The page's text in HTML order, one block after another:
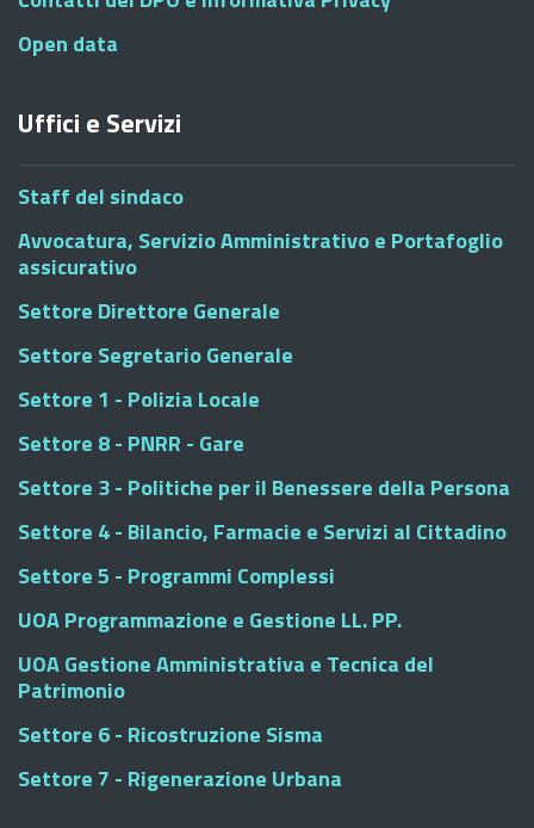
Open data
Uffici e Servizi
Staff del sindaco
Avvocatura, Servizio Amministrativo e Portafoglio
assicurativo
Settore Direttore Generale
Settore Segretario Generale
Settore 1 - Polizia Locale
Settore 8 - PNRR - Gare
Settore 3 - Politiche per il Benessere della Persona
Settore 4 - Bilancio, Farmacie e Servizi al Cittadino
Settore 5 - Programmi Complessi
UOA Programmazione e Gestione LL. PP.
UOA Gestione Amministrativa e Tecnica del
Patrimonio
Settore 6 - Ricostruzione Sisma
Settore 7 - Rigenerazione Urbana